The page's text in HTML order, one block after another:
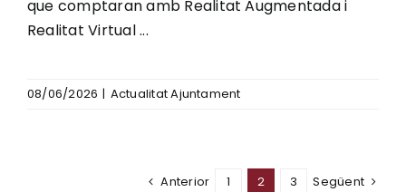
que comptaran amb Realitat Augmentada i
Realitat Virtual ...
08/06/2026 | Actualitat Ajuntament
Anterior 1 2 3 Següent